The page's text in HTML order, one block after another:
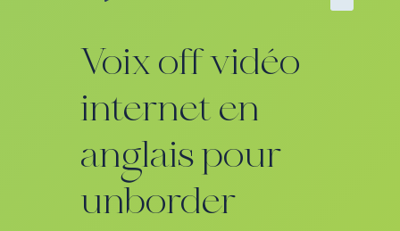
Voix off vidéo
internet en
anglais pour
unborder